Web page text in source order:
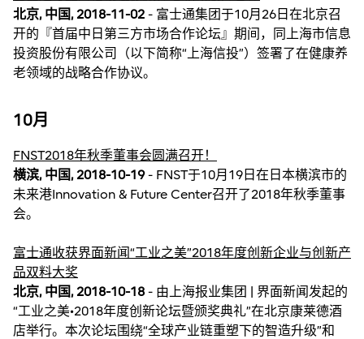
北京, 中国, 2018-11-02 - 富士通集团于10月26日在北京召
开的『首届中日第三方市场合作论坛』期间，同上海市信息
投资股份有限公司（以下简称“上海信投”）签署了在健康养
老领域的战略合作协议。
10月
FNST2018年秋季董事会圆满召开！
横滨, 中国, 2018-10-19- FNST于10月19日在日本横滨市的
未来港Innovation & Future Center召开了2018年秋季董事
会。
富士通收获界面新闻“工业之美”2018年度创新企业与创新产
品双料大奖
北京, 中国, 2018-10-18 - 由上海报业集团 | 界面新闻发起的
“工业之美•2018年度创新论坛暨颁奖典礼”在北京康莱德酒
店举行。本次论坛围绕“全球产业链重塑下的智造升级”和